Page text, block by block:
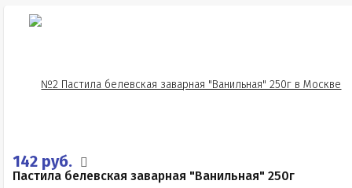
142 руб.
Пастила белевская заварная "Ванильная" 250г